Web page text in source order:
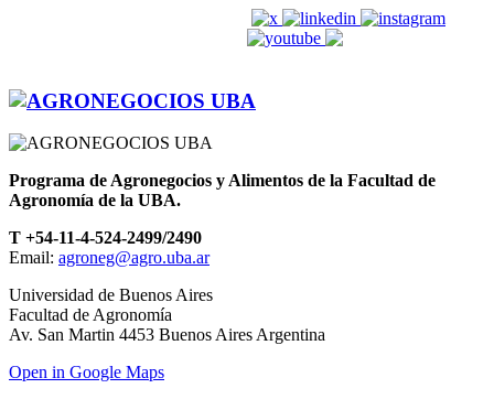
Programa de Agronegocios y Alimentos de la Facultad de
Agronomía de la UBA.
T +54-11-4-524-2499/2490
Email: agroneg@agro.uba.ar
Universidad de Buenos Aires
Facultad de Agronomía
Av. San Martin 4453 Buenos Aires Argentina
Open in Google Maps